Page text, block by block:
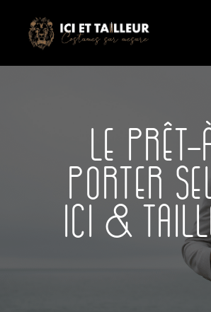
LE
PORTER
ICI &